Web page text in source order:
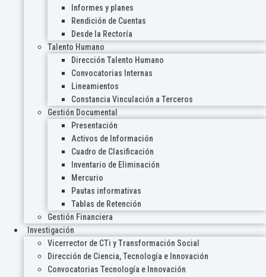
Informes y planes
Rendición de Cuentas
Desde la Rectoría
Talento Humano
Dirección Talento Humano
Convocatorias Internas
Lineamientos
Constancia Vinculación a Terceros
Gestión Documental
Presentación
Activos de Información
Cuadro de Clasificación
Inventario de Eliminación
Mercurio
Pautas informativas
Tablas de Retención
Gestión Financiera
Investigación
Vicerrector de CTi y Transformación Social
Dirección de Ciencia, Tecnología e Innovación
Convocatorias Tecnología e Innovación